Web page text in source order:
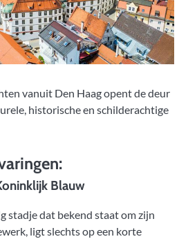
vanuit Den Haag opent de deur
historische en schilderachtige
Blauw
stadje dat bekend staat om zijn
ligt slechts op een korte